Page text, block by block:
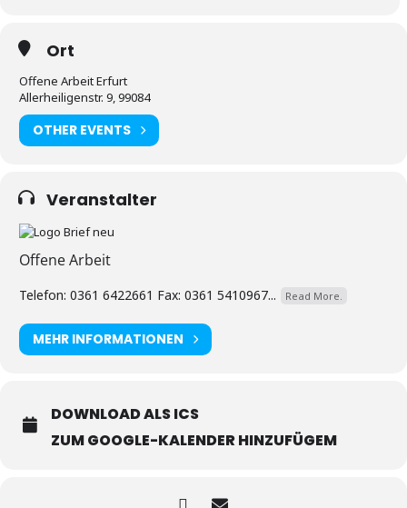
Ort
Offene Arbeit Erfurt
Allerheiligenstr. 9, 99084
OTHER EVENTS
Veranstalter
Offene Arbeit
Telefon: 0361 6422661 Fax: 0361 5410967... Read More.
MEHR INFORMATIONEN
DOWNLOAD ALS ICS
ZUM GOOGLE-KALENDER HINZUFÜGEM